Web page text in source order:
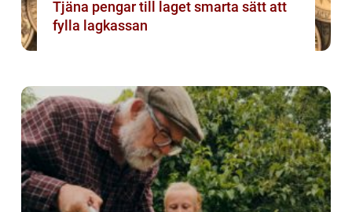
Tjäna pengar till laget smarta sätt att
fylla lagkassan